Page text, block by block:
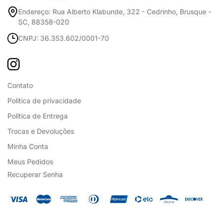
Endereço: Rua Alberto Klabunde, 322 - Cedrinho, Brusque -
SC, 88358-020
CNPJ: 36.353.602/0001-70
Contato
Política de privacidade
Política de Entrega
Trocas e Devoluções
Minha Conta
Meus Pedidos
Recuperar Senha